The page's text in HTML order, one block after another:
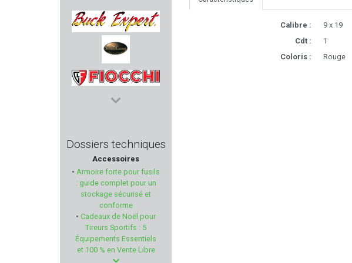
MAGNUM RESEARCH
BUCK EXPERT
VERNEY CARRON
FIOCCHI
CHIRUCA
ED BROWN
SCALARWORKS
KASTELBERG
Dossiers techniques
Accessoires
• Armoire forte pour fusils
: guide complet pour un
stockage sécurisé et
conforme
• Cadeaux de Noël pour
Tireurs Sportifs : 5
Équipements Essentiels
et 100 % en Vente Libre
Calibre :
9 x 19
Cdt :
1
Coloris :
Rouge